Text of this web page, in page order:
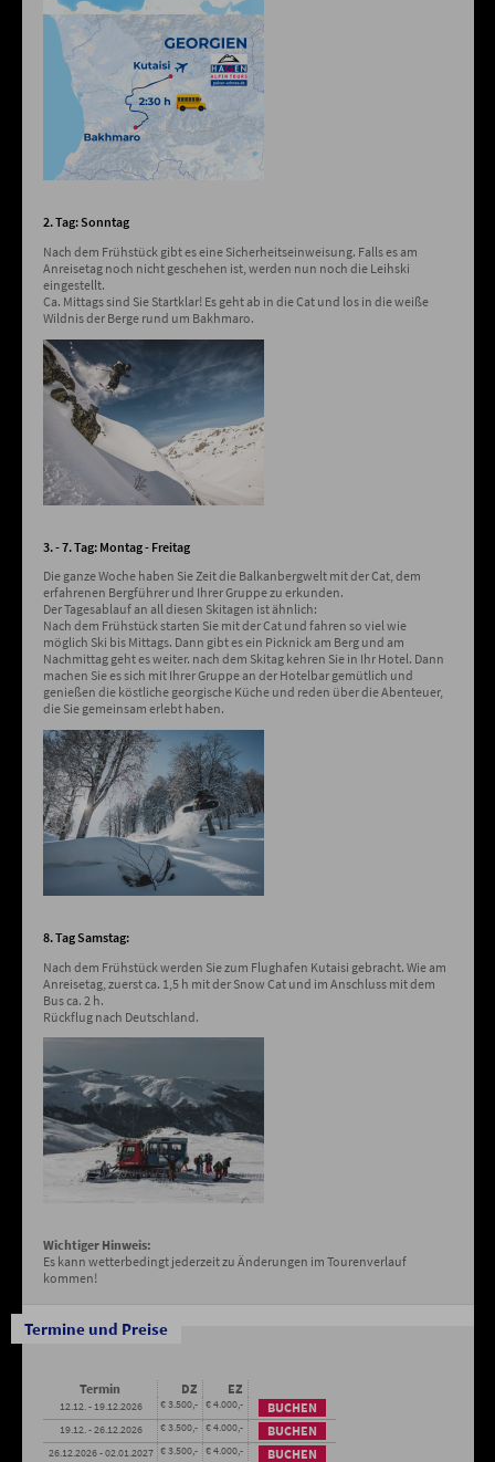
2. Tag: Sonntag
Nach dem Frühstück gibt es eine Sicherheitseinweisung. Falls es am
Anreisetag noch nicht geschehen ist, werden nun noch die Leihski
eingestellt.
Ca. Mittags sind Sie Startklar! Es geht ab in die Cat und los in die weiße
Wildnis der Berge rund um Bakhmaro.
3. - 7. Tag: Montag - Freitag
Die ganze Woche haben Sie Zeit die Balkanbergwelt mit der Cat, dem
erfahrenen Bergführer und Ihrer Gruppe zu erkunden.
Der Tagesablauf an all diesen Skitagen ist ähnlich:
Nach dem Frühstück starten Sie mit der Cat und fahren so viel wie
möglich Ski bis Mittags. Dann gibt es ein Picknick am Berg und am
Nachmittag geht es weiter. nach dem Skitag kehren Sie in Ihr Hotel. Dann
machen Sie es sich mit Ihrer Gruppe an der Hotelbar gemütlich und
genießen die köstliche georgische Küche und reden über die Abenteuer,
die Sie gemeinsam erlebt haben.
8. Tag Samstag:
Nach dem Frühstück werden Sie zum Flughafen Kutaisi gebracht. Wie am
Anreisetag, zuerst ca. 1,5 h mit der Snow Cat und im Anschluss mit dem
Bus ca. 2 h.
Rückflug nach Deutschland.
Wichtiger Hinweis:
Es kann wetterbedingt jederzeit zu Änderungen im Tourenverlauf
kommen!
Termine und Preise
Termin DZ EZ
12.12. - 19.12.2026 € 3.500,- € 4.000,- BUCHEN
19.12. - 26.12.2026 € 3.500,- € 4.000,- BUCHEN
26.12.2026 - 02.01.2027 € 3.500,- € 4.000,- BUCHEN